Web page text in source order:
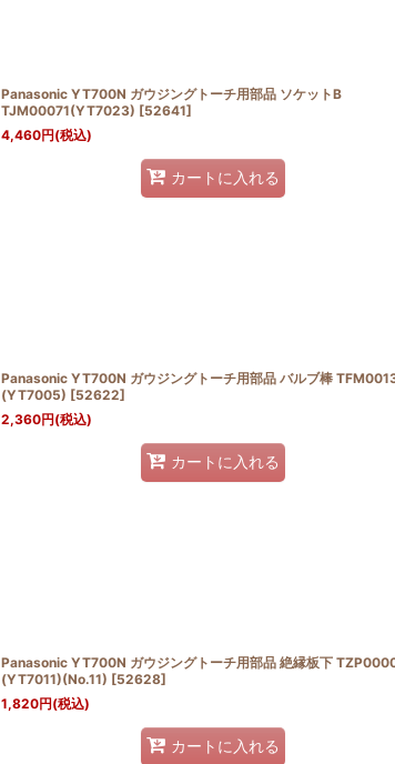
Panasonic YT700N ガウジングトーチ用部品 ソケットB
TJM00071(YT7023) [52641]
4,460円(税込)
カートに入れる
Panasonic YT700N ガウジングトーチ用部品 バルブ棒
(YT7005) [52622]
2,360円(税込)
カートに入れる
Panasonic YT700N ガウジングトーチ用部品 絶縁板下
(YT7011)(No.11) [52628]
1,820円(税込)
カートに入れる